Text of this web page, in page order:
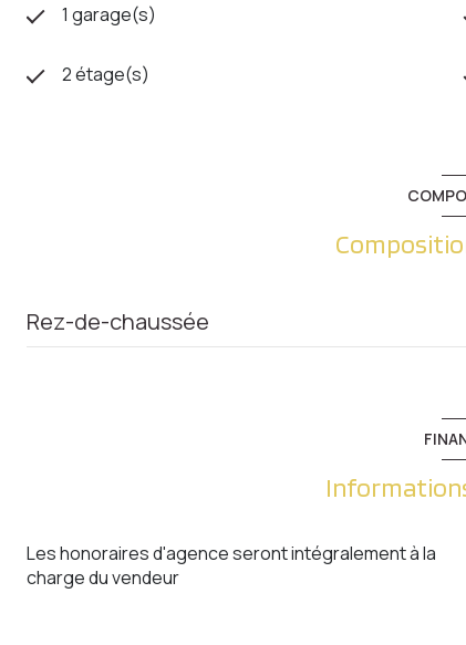
1 garage(s)
2 étage(s)
Rez-de-chaussée
W.C.
Cellier
Les honoraires d'agence seront intégralement à la
charge du vendeur